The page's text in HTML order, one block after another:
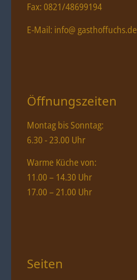
Fax: 0821/48699194
E-Mail: info@ gasthoffuchs.de
Öffnungszeiten
Montag bis Sonntag:
6.30 - 23.00 Uhr
Warme Küche von:
11.00 – 14.30 Uhr
17.00 – 21.00 Uhr
Seiten